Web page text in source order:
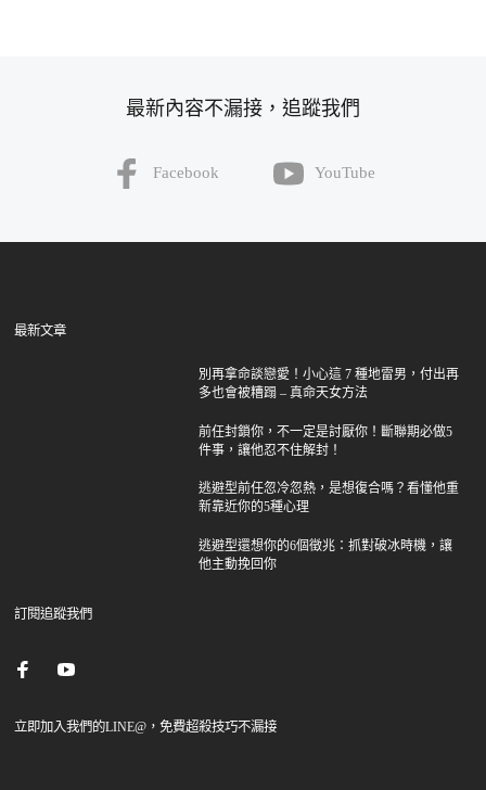
最新內容不漏接，追蹤我們
Facebook YouTube
最新文章
別再拿命談戀愛！小心這 7 種地雷男，付出再
多也會被糟蹋 – 真命天女方法
前任封鎖你，不一定是討厭你！斷聯期必做5
件事，讓他忍不住解封！
逃避型前任忽冷忽熱，是想復合嗎？看懂他重
新靠近你的5種心理
逃避型還想你的6個徵兆：抓對破冰時機，讓
他主動挽回你
訂閱追蹤我們
立即加入我們的LINE@，免費超殺技巧不漏接